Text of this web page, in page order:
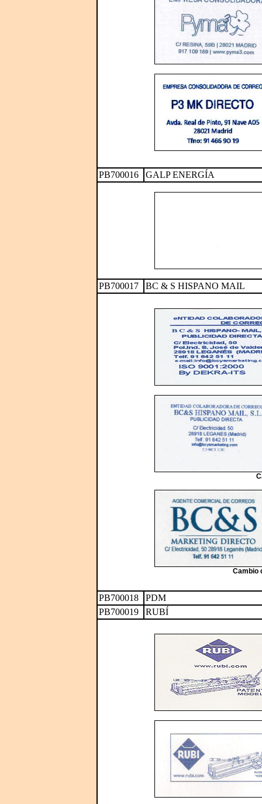
PB700016 GALP ENERGÍA
PB700017 BC & S HISPANO MAIL
Cambio
PB700018
PDM
PB700019
RUBÍ